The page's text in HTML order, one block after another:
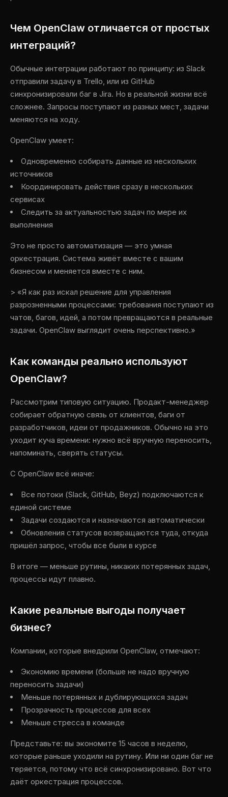
Чем OpenClaw отличается от простых
интеграций?
Обычные интеграции работают по принципу: из Slack
отправили задачу в Trello, или из GitHub
синхронизировали баг в Jira. Но в реальной жизни всё
сложнее. Запросы поступают из разных мест, задачи
меняются на ходу.
OpenClaw умеет:
Одновременно собирать данные из нескольких
источников
Координировать действия сразу в нескольких
сервисах
Следить за актуальностью задач по мере их
выполнения
Это не просто автоматизация — это умная
оркестрация. Система живёт вместе с вашим
бизнесом и меняется вместе с ним.
> «Я как раз искал решение для управления
разрозненными процессами: требования поступают из
чатов, багов, идей, а потом превращаются в реальные
задачи. OpenClaw выглядит очень перспективно.»
Как команды реально используют
OpenClaw?
Рассмотрим типовую ситуацию. Продакт-менеджер
собирает обратную связь от клиентов, баги от
разработчиков, идеи от продажников. Обычно на это
уходит куча времени: нужно всё вручную переносить,
напоминать, сверять статусы.
С OpenClaw всё иначе:
Все потоки (Slack, GitHub, Beyz) подключаются к
единой системе
Задачи создаются и назначаются автоматически
Обновления статусов возвращаются туда, откуда
пришёл запрос, чтобы все были в курсе
В итоге — меньше рутины, никаких потерянных задач,
процессы идут плавно.
Какие реальные выгоды получает
бизнес?
Компании, которые внедрили OpenClaw, отмечают:
Экономию времени (больше не надо вручную
переносить задачи)
Меньше потерянных и дублирующихся задач
Прозрачность процессов для всех
Меньше стресса в команде
Представьте: вы экономите 15 часов в неделю,
которые раньше уходили на рутину. Или ни один баг не
теряется, потому что всё синхронизировано. Вот что
даёт оркестрация процессов.